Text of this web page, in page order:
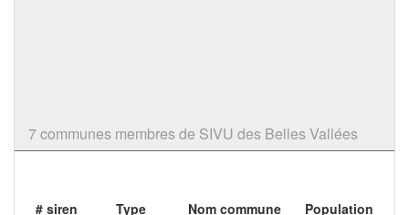
7 communes membres de SIVU des Belles Vallées
# siren Type Nom commune
Population